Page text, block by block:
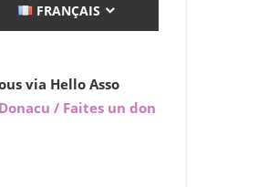
FRANÇAIS
via Hello Asso
Donacu / Faites un don